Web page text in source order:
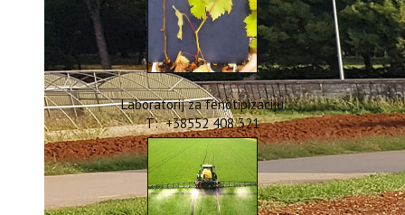
Laboratorij za fenotipizaciju
T: +38552 408 321